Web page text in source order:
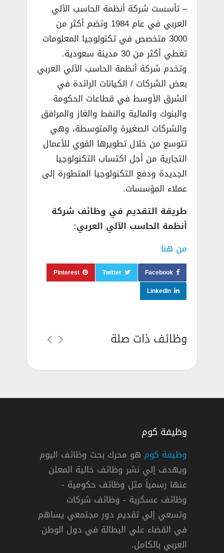
– تأسست شركة أنظمة الحاسب الآلي
العربي في عام 1984 وتضم أكثر من
3000 متخصص في تكنولوجيا المعلومات
تغطي أكثر من 30 مدينة سعودية.
وتخدم شركة أنظمة الحاسب الآلي العربي
بعض الشركات / الكيانات الرائدة في
الشرق الأوسط في قطاعات الحكومة
والبنوك والمالية والنفط والغاز والمرافق
والشركات الصغيرة والمتوسطة، وهي
تتوسع من خلال تطويرها القوي للأعمال
التجارية من أجل اكتساب التكنولوجيا
الجديدة ودفع التكنولوجيا المتطورة إلى
عملاء المؤسسات.
طريقة التقديم في وظائف شركة
أنظمة الحاسب الآلي العربي:
من هنا
Facebook
Twitter
Pinterest
LinkedIn
وظائف ذات صلة
في البنك السعودي الفرنسي بالرياض
دوام كامل
وظيفة كوم
وظيفة كوم هو محرك بحث وظائف اليوم
ويهدف إلي نشر وظائف خالية المعلن
عنها رسمياً مثل وظائف حكومية -
وظائف عسكرية - وظائف شركات
وتسعي إلي تقديم دور مجتمعي يساهم
في القضاء علي البطالة في دول الوطن
العربي بالكامل.